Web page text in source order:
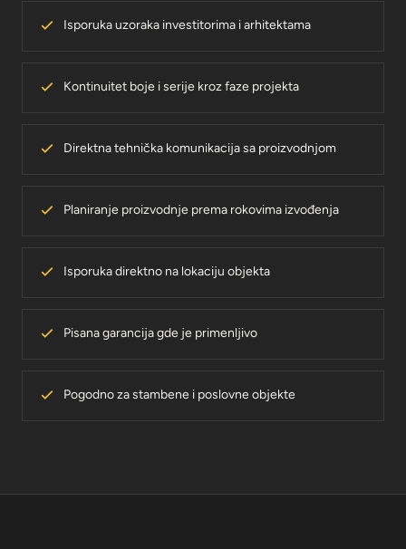
Isporuka uzoraka investitorima i arhitektama
Kontinuitet boje i serije kroz faze projekta
Direktna tehnička komunikacija sa proizvodnjom
Planiranje proizvodnje prema rokovima izvođenja
Isporuka direktno na lokaciju objekta
Pisana garancija gde je primenljivo
Pogodno za stambene i poslovne objekte